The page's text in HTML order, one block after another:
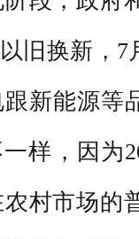
旧换新，7
新能源等
样，因为
村市场的